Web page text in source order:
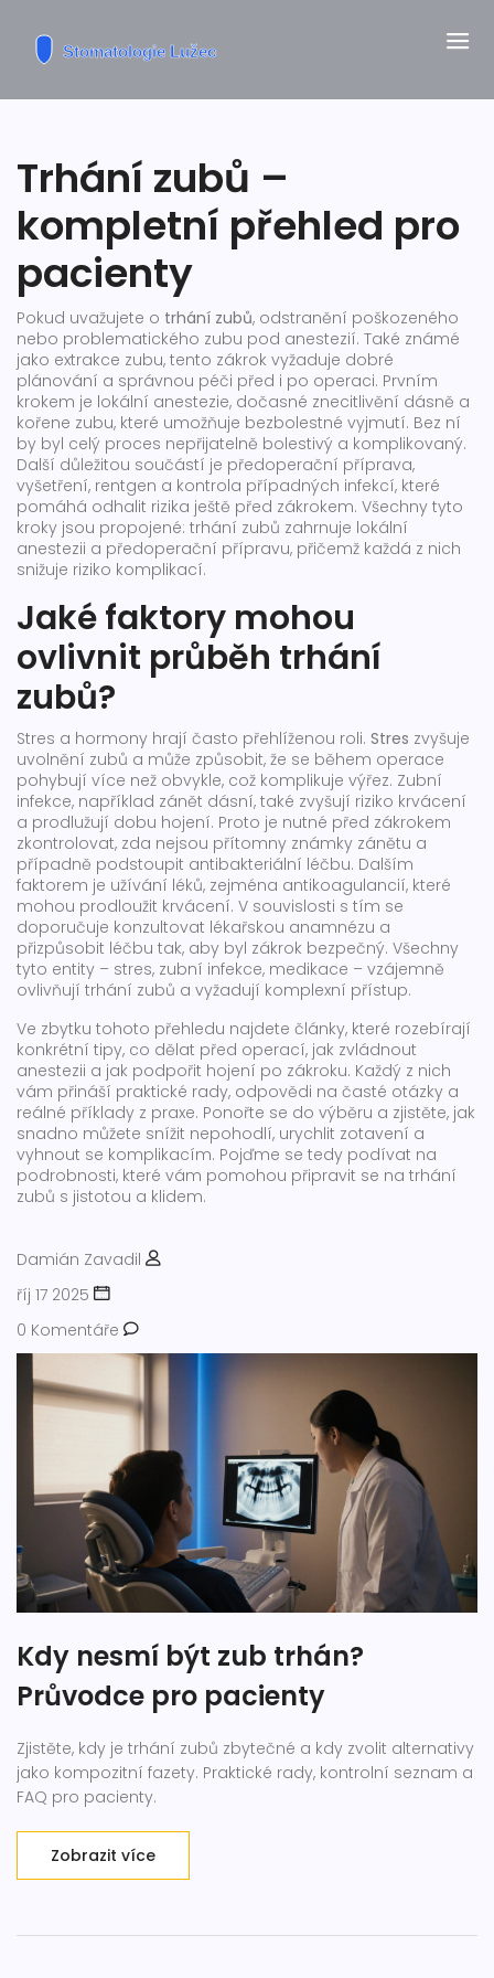
Trhání zubů –
kompletní přehled pro
pacienty
Pokud uvažujete o trhání zubů, odstranění poškozeného
nebo problematického zubu pod anestezií. Také známé
jako extrakce zubu, tento zákrok vyžaduje dobré
plánování a správnou péči před i po operaci. Prvním
krokem je lokální anestezie, dočasné znecitlivění dásně a
kořene zubu, které umožňuje bezbolestné vyjmutí. Bez ní
by byl celý proces nepřijatelně bolestivý a komplikovaný.
Další důležitou součástí je předoperační příprava,
vyšetření, rentgen a kontrola případných infekcí, které
pomáhá odhalit rizika ještě před zákrokem. Všechny tyto
kroky jsou propojené: trhání zubů zahrnuje lokální
anestezii a předoperační přípravu, přičemž každá z nich
snižuje riziko komplikací.
Jaké faktory mohou
ovlivnit průběh trhání
zubů?
Stres a hormony hrají často přehlíženou roli. Stres zvyšuje
uvolnění zubů a může způsobit, že se během operace
pohybují více než obvykle, což komplikuje výřez. Zubní
infekce, například zánět dásní, také zvyšují riziko krvácení
a prodlužují dobu hojení. Proto je nutné před zákrokem
zkontrolovat, zda nejsou přítomny známky zánětu a
případně podstoupit antibakteriální léčbu. Dalším
faktorem je užívání léků, zejména antikoagulancií, které
mohou prodloužit krvácení. V souvislosti s tím se
doporučuje konzultovat lékařskou anamnézu a
přizpůsobit léčbu tak, aby byl zákrok bezpečný. Všechny
tyto entity – stres, zubní infekce, medikace – vzájemně
ovlivňují trhání zubů a vyžadují komplexní přístup.
Ve zbytku tohoto přehledu najdete články, které rozebírají
konkrétní tipy, co dělat před operací, jak zvládnout
anestezii a jak podpořit hojení po zákroku. Každý z nich
vám přináší praktické rady, odpovědi na časté otázky a
reálné příklady z praxe. Ponořte se do výběru a zjistěte, jak
snadno můžete snížit nepohodlí, urychlit zotavení a
vyhnout se komplikacím. Pojďme se tedy podívat na
podrobnosti, které vám pomohou připravit se na trhání
zubů s jistotou a klidem.
Damián Zavadil
říj 17 2025
0 Komentáře
Kdy nesmí být zub trhán?
Průvodce pro pacienty
Zjistěte, kdy je trhání zubů zbytečné a kdy zvolit alternativy
jako kompozitní fazety. Praktické rady, kontrolní seznam a
FAQ pro pacienty.
Zobrazit více